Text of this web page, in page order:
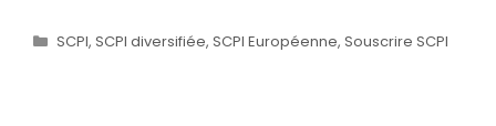
Catégories
SCPI, SCPI diversifiée, SCPI Européenne, Souscrire SCPI